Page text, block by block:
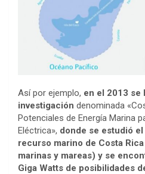
Así por ejemplo, en el 2013 se
investigación denominada
Potenciales de Energía Marina
Eléctrica», donde se estudió
recurso marino de Costa
marinas y mareas) y se
Giga Watts de posibilidades